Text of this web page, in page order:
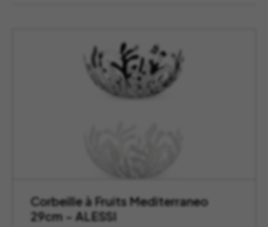
Corbeille à Fruits Mediterraneo
29cm – ALESSI